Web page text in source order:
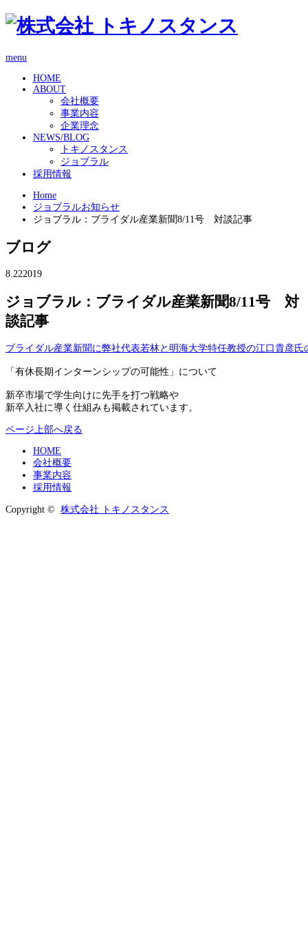
menu
HOME
ABOUT
会社概要
事業内容
企業理念
NEWS/BLOG
トキノスタンス
ジョブラル
採用情報
Home
ジョブラルお知らせ
ジョブラル：ブライダル産業新聞8/11号 対談記事
ブログ
8.222019
ジョブラル：ブライダル産業新聞8/11号 対
談記事
ブライダル産業新聞に弊社代表若林と明海大学特任教授の江口貴彦氏
「有休長期インターンシップの可能性」について
新卒市場で学生向けに先手を打つ戦略や
ページ上部へ戻る
HOME
会社概要
事業内容
採用情報
Copyright © 株式会社 トキノスタンス